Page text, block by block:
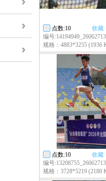
收藏
点数:10
编号
规格：4883*3255 (1936
收藏
点数:10
编号
规格：3728*5219 (2180